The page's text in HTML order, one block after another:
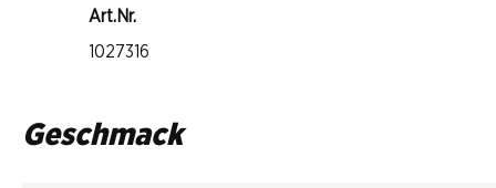
Art.Nr.
1027316
Geschmack